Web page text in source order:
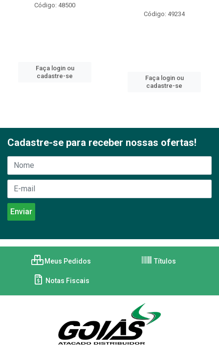
Código: 48500
Faça login ou
cadastre-se
Código: 49234
Faça login ou
cadastre-se
Cadastre-se para receber nossas ofertas!
Meus Pedidos Títulos
Notas Fiscais